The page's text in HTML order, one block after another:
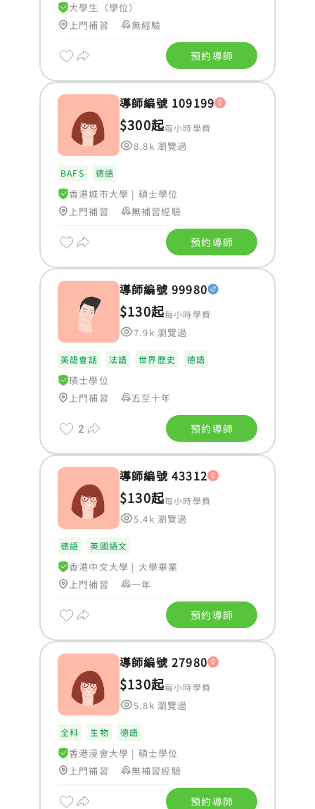
大學生（學位）
上門補習
無經驗
預約導師
導師編號 109199
$300起每小時學費
8.8k 瀏覽過
BAFS 德語
香港城市大學 | 碩士學位
上門補習
無補習經驗
預約導師
導師編號 99980
$130起每小時學費
7.9k 瀏覽過
英語會話 法語 世界歷史 德語
碩士學位
上門補習
五至十年
2 預約導師
導師編號 43312
$130起每小時學費
5.4k 瀏覽過
德語 英國語文
香港中文大學 | 大學畢業
上門補習
一年
預約導師
導師編號 27980
$130起每小時學費
5.8k 瀏覽過
全科 生物 德語
香港浸會大學 | 碩士學位
上門補習
無補習經驗
預約導師